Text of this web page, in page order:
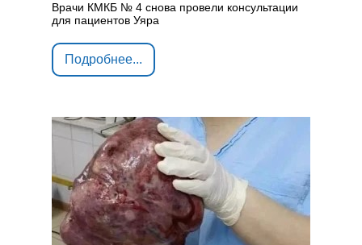
Врачи КМКБ № 4 снова провели консультации
для пациентов Уяра
Подробнее...